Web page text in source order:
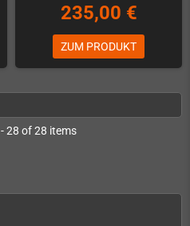
235,00 €
ZUM PRODUKT
28 of 28 items